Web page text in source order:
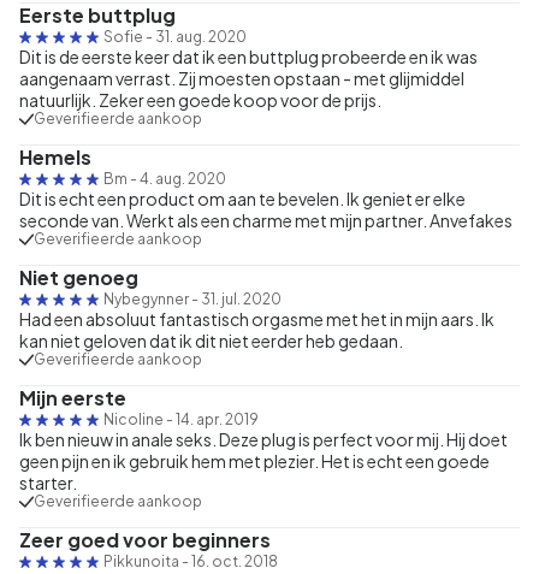
Eerste buttplug
Sofie - 31. aug. 2020
Dit is de eerste keer dat ik een buttplug probeerde en ik was
aangenaam verrast. Zij moesten opstaan - met glijmiddel
natuurlijk. Zeker een goede koop voor de prijs.
Geverifieerde aankoop
Hemels
Bm - 4. aug. 2020
Dit is echt een product om aan te bevelen. Ik geniet er elke
seconde van. Werkt als een charme met mijn partner. Anvefakes
Geverifieerde aankoop
Niet genoeg
Nybegynner - 31. jul. 2020
Had een absoluut fantastisch orgasme met het in mijn aars. Ik
kan niet geloven dat ik dit niet eerder heb gedaan.
Geverifieerde aankoop
Mijn eerste
Nicoline - 14. apr. 2019
Ik ben nieuw in anale seks. Deze plug is perfect voor mij. Hij doet
geen pijn en ik gebruik hem met plezier. Het is echt een goede
starter.
Geverifieerde aankoop
Zeer goed voor beginners
Pikkunoita - 16. oct. 2018